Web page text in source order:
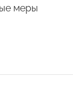
меры